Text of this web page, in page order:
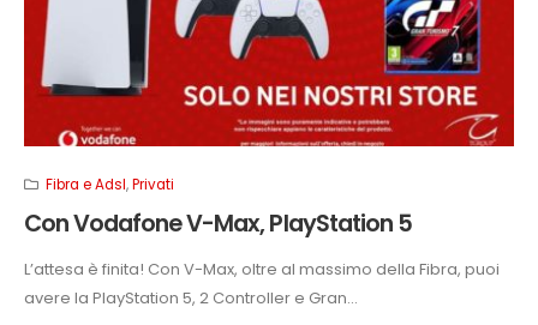
Fibra e Adsl,Privati
Con Vodafone V-Max, PlayStation 5
L’attesa è finita! Con V-Max, oltre al massimo della Fibra, puoi
avere la PlayStation 5, 2 Controller e Gran...